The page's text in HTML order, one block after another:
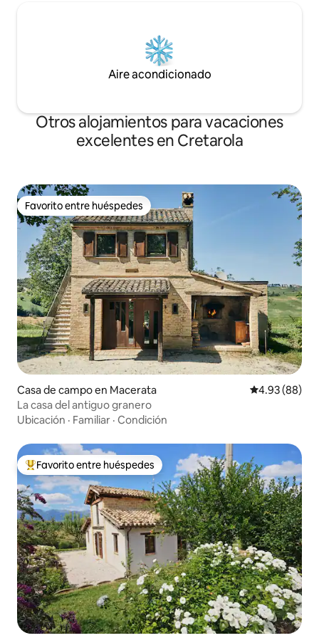
Aire acondicionado
Otros alojamientos para vacaciones
excelentes en Cretarola
Favorito entre huéspedes
Favorito entre huéspedes
Casa de campo en Macerata Calificación
4.93 (88)
La casa del antiguo granero
Ubicación · Familiar · Condición
Favorito entre huéspedes preferido
Favorito entre huéspedes